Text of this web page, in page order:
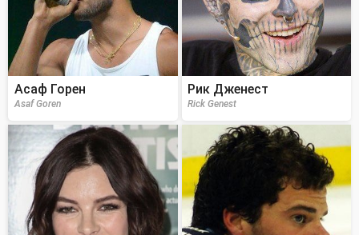
Асаф Горен
Asaf Goren
Рик Дженест
Rick Genest